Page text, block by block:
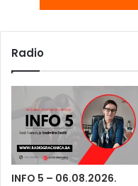
Radio
INFO 5 – 06.08.2026.